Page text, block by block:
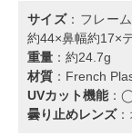
サイズ：フレー
約44×鼻幅約17×
重量 ：約24.7g
材質 ：French
UVカット機能：
曇り止めレンズ：